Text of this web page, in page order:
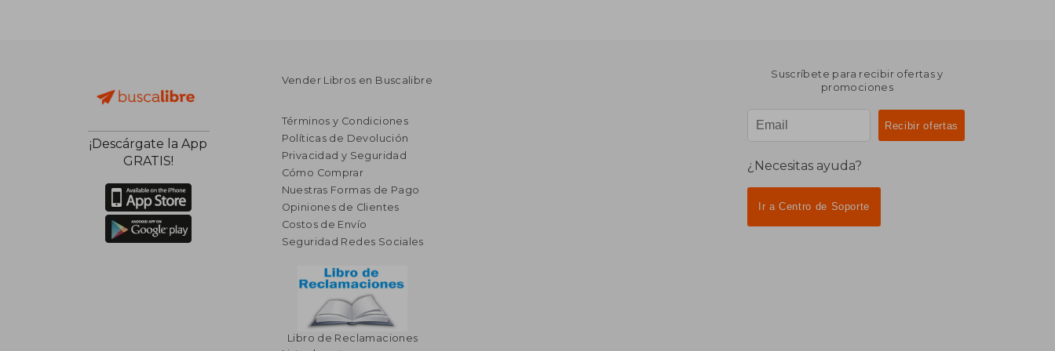
¡Descárgate la App
GRATIS!
Vender Libros en Buscalibre
Términos y Condiciones
Políticas de Devolución
Privacidad y Seguridad
Cómo Comprar
Nuestras Formas de Pago
Opiniones de Clientes
Costos de Envío
Seguridad Redes Sociales
Libro de Reclamaciones
Suscríbete para recibir ofertas y
promociones
¿Necesitas ayuda?
Ir a Centro de Soporte